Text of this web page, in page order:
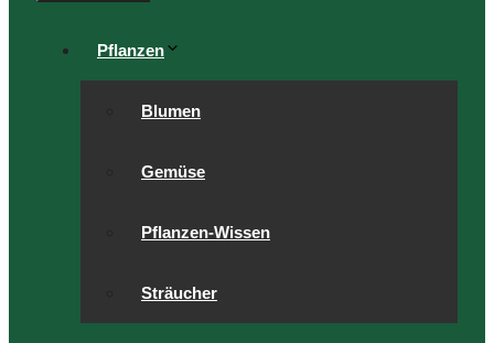
Pflanzen
Blumen
Gemüse
Pflanzen-Wissen
Sträucher